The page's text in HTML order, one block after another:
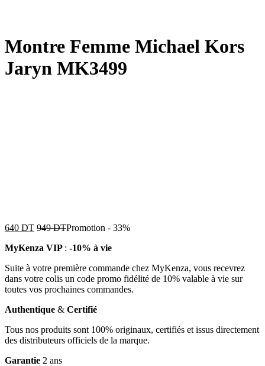
Montre Femme Michael Kors
Jaryn MK3499
640 DT 949DTPromotion - 33%
MyKenza VIP : -10% à vie
Suite à votre première commande chez MyKenza, vous recevrez
dans votre colis un code promo fidélité de 10% valable à vie sur
toutes vos prochaines commandes.
Authentique & Certifié
Tous nos produits sont 100% originaux, certifiés et issus directement
des distributeurs officiels de la marque.
Garantie 2 ans